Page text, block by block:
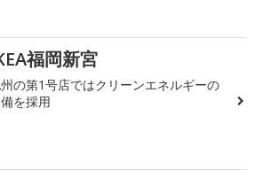
福岡新宮
の第1号店ではクリーンエネルギーの
を採用